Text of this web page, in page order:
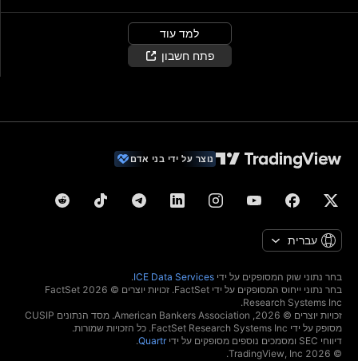
למד עוד
פתח חשבון
נוצר על ידי בני אדם
עברית
בחר נתוני שוק המסופקים על ידי ICE Data Services
.
בחר נתוני ייחוס המסופקים על ידי FactSet. זכויות יוצרים © 2026 ‏FactSet
Research Systems Inc.‏
זכויות יוצרים © 2026, ‏American Bankers Association. מסד הנתונים CUSIP
מסופק על ידי FactSet Research Systems Inc. כל הזכויות שמורות.
דיווחי SEC ומסמכים נוספים מסופקים על ידי
Quartr
.
© 2026 ‏TradingView, Inc.‏